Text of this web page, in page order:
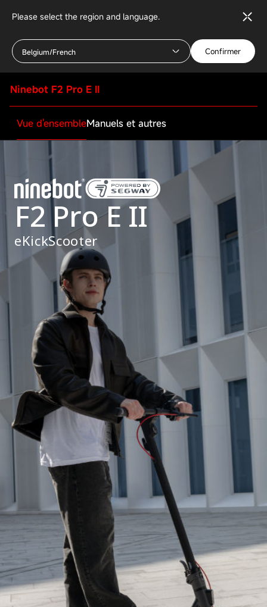
Please select the region and language.
Belgium/French Confirmer
Ninebot F2 Pro E II
Vue d'ensembleManuels et autres
F2 Pro E II
eKickScooter